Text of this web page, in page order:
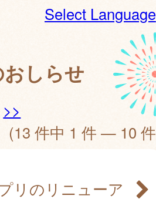
Select Language
しらせ
>>
(13 件中 1 件 — 10
リのリニューア